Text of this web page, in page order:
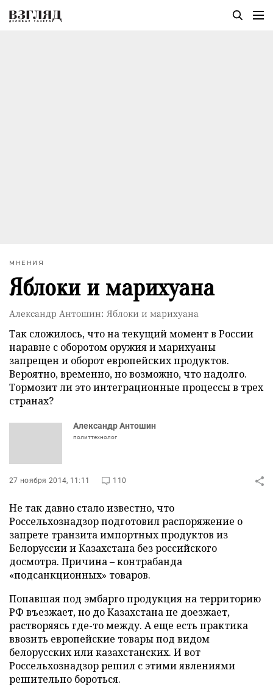
МНЕНИЯ
Яблоки и марихуана
Александр Антошин: Яблоки и марихуана
Так сложилось, что на текущий момент в России
наравне с оборотом оружия и марихуаны
запрещен и оборот европейских продуктов.
Вероятно, временно, но возможно, что надолго.
Тормозит ли это интеграционные процессы в трех
странах?
Александр Антошин
политтехнолог
27 ноября 2014, 11:11 110
Не так давно стало известно, что
Россельхознадзор подготовил распоряжение о
запрете транзита импортных продуктов из
Белоруссии и Казахстана без российского
досмотра. Причина – контрабанда
«подсанкционных» товаров.
Попавшая под эмбарго продукция на территорию
РФ въезжает, но до Казахстана не доезжает,
растворяясь где-то между. А еще есть практика
ввозить европейские товары под видом
белорусских или казахстанских. И вот
Россельхознадзор решил с этими явлениями
решительно бороться.